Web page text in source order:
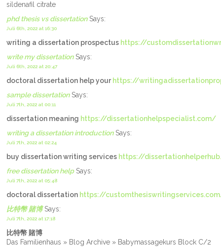
sildenafil citrate
phd thesis vs dissertationSays:
Juli 6th, 2022 at 16:30
writing a dissertation prospectus https://
write my dissertationSays:
Juli 6th, 2022 at 20:47
doctoral dissertation help your https://
sample dissertationSays:
Juli 7th, 2022 at 00:11
dissertation meaning https://dissertationhelpspecialist.com/
writing a dissertation introductionSays:
Juli 7th, 2022 at 02:24
buy dissertation writing services https://
free dissertation helpSays:
Juli 7th, 2022 at 05:48
doctoral dissertation https://
比特幣 賭博Says:
Juli 7th, 2022 at 17:18
比特幣 賭博
Das Familienhaus » Blog Archive » Babymassagekurs Block C/2